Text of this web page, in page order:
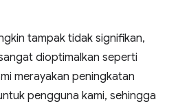
tampak tidak signifikan,
dioptimalkan seperti
merayakan peningkatan
pengguna kami, sehingga